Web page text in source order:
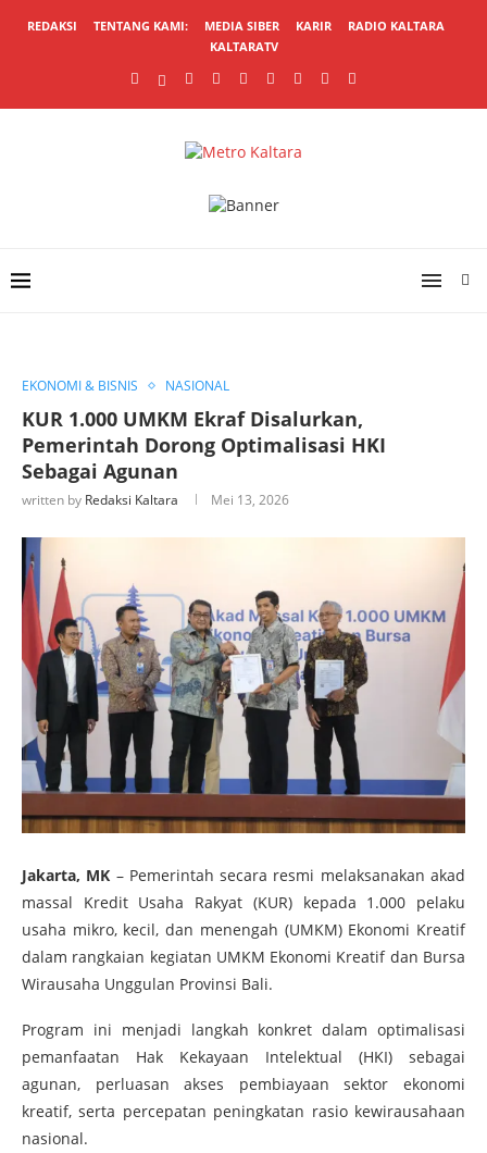
REDAKSI TENTANG KAMI: MEDIA SIBER KARIR
RADIO KALTARA
KALTARATV
EKONOMI & BISNIS NASIONAL
KUR 1.000 UMKM Ekraf Disalurkan,
Pemerintah Dorong Optimalisasi HKI
Sebagai Agunan
written by Redaksi Kaltara Mei 13, 2026
Jakarta, MK – Pemerintah secara resmi melaksanakan akad
massal Kredit Usaha Rakyat (KUR) kepada 1.000 pelaku
usaha mikro, kecil, dan menengah (UMKM) Ekonomi Kreatif
dalam rangkaian kegiatan UMKM Ekonomi Kreatif dan Bursa
Wirausaha Unggulan Provinsi Bali.
Program ini menjadi langkah konkret dalam optimalisasi
pemanfaatan Hak Kekayaan Intelektual (HKI) sebagai
agunan, perluasan akses pembiayaan sektor ekonomi
kreatif, serta percepatan peningkatan rasio kewirausahaan
nasional.